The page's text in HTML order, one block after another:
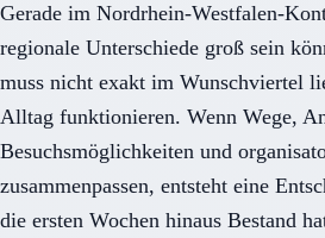
Gerade im Nordrhein-Westfalen-
regionale Unterschiede groß sein
muss nicht exakt im Wunschviertel
Alltag funktionieren. Wenn Wege,
Besuchsmöglichkeiten und
zusammenpassen, entsteht eine
die ersten Wochen hinaus Bestand